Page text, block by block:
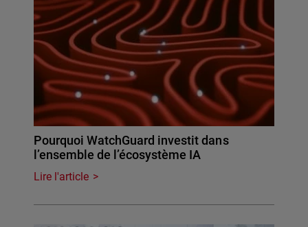
Pourquoi WatchGuard investit dans
l’ensemble de l’écosystème IA
Lire l'article